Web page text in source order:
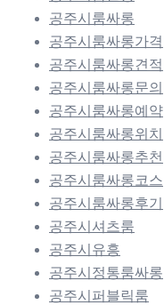
공주시룸싸롱
공주시룸싸롱가격
공주시룸싸롱견적
공주시룸싸롱문의
공주시룸싸롱예약
공주시룸싸롱위치
공주시룸싸롱추천
공주시룸싸롱코스
공주시룸싸롱후기
공주시셔츠룸
공주시유흥
공주시정통룸싸롱
공주시퍼블릭룸